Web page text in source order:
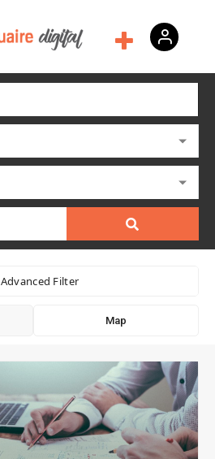
Advanced Filter
Map